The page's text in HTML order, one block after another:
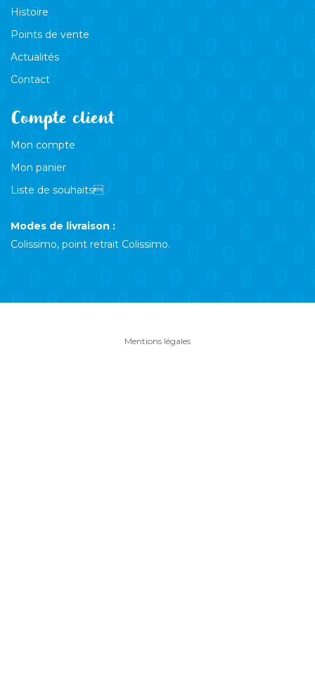
Histoire
Points de vente
Actualités
Contact
Compte client
Mon compte
Mon panier
Liste de souhaits
Modes de livraison :
Colissimo, point retrait Colissimo.
Mentions légales